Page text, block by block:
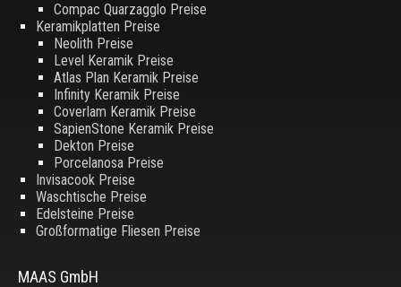
Compac Quarzagglo Preise
Keramikplatten Preise
Neolith Preise
Level Keramik Preise
Atlas Plan Keramik Preise
Infinity Keramik Preise
Coverlam Keramik Preise
SapienStone Keramik Preise
Dekton Preise
Porcelanosa Preise
Invisacook Preise
Waschtische Preise
Edelsteine Preise
Großformatige Fliesen Preise
MAAS GmbH